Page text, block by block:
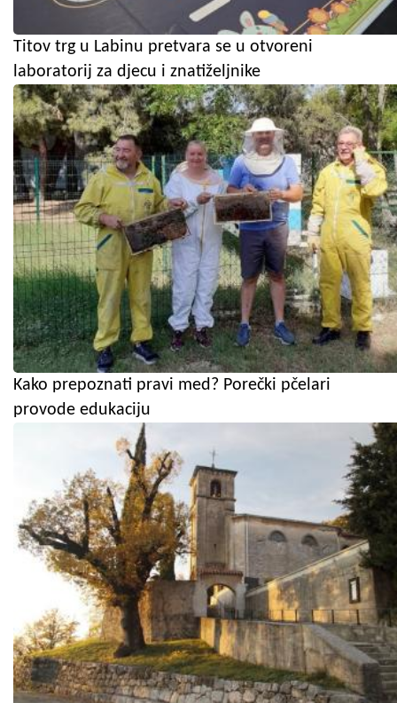
Titov trg u Labinu pretvara se u otvoreni
laboratorij za djecu i znatiželjnike
Kako prepoznati pravi med? Porečki pčelari
provode edukaciju